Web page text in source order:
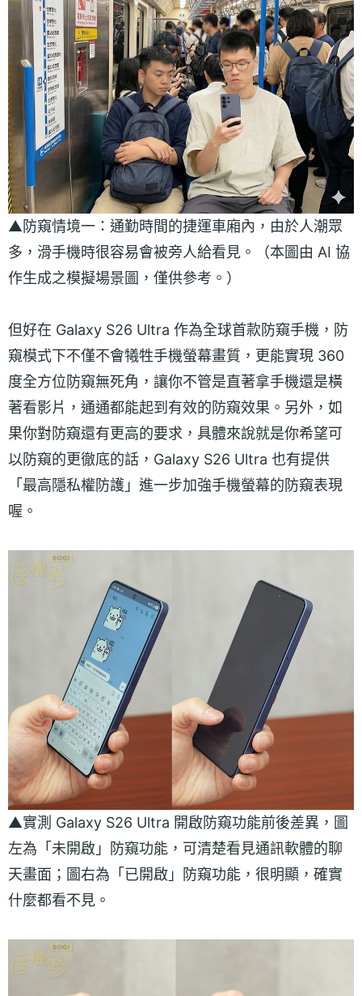
▲防窺情境一：通勤時間的捷運車廂內，由於人潮眾
多，滑手機時很容易會被旁人給看見。（本圖由 AI 協
作生成之模擬場景圖，僅供參考。）
但好在 Galaxy S26 Ultra 作為全球首款防窺手機，防
窺模式下不僅不會犧牲手機螢幕畫質，更能實現 360
度全方位防窺無死角，讓你不管是直著拿手機還是橫
著看影片，通通都能起到有效的防窺效果。另外，如
果你對防窺還有更高的要求，具體來說就是你希望可
以防窺的更徹底的話，Galaxy S26 Ultra 也有提供
「最高隱私權防護」進一步加強手機螢幕的防窺表現
喔。
▲實測 Galaxy S26 Ultra 開啟防窺功能前後差異，圖
左為「未開啟」防窺功能，可清楚看見通訊軟體的聊
天畫面；圖右為「已開啟」防窺功能，很明顯，確實
什麼都看不見。